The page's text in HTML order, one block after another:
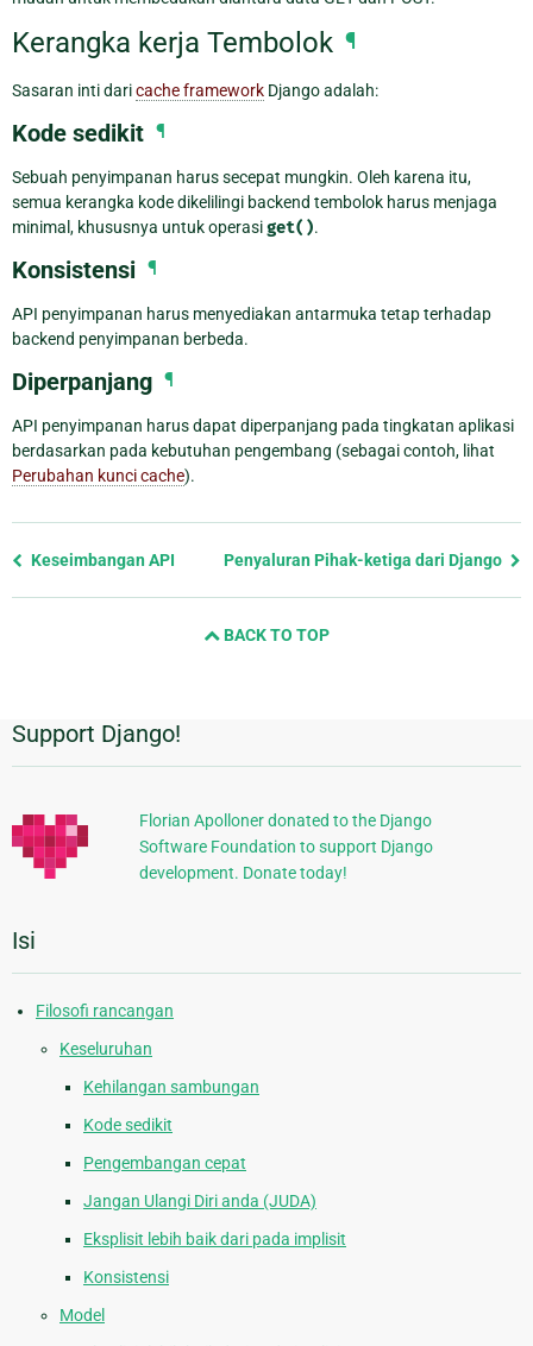
Kerangka kerja Tembolok ¶
Sasaran inti daricache framework Django adalah:
Kode sedikit ¶
Sebuah penyimpanan harus secepat mungkin. Oleh karena itu,
semua kerangka kode dikelilingi backend tembolok harus menjaga
minimal, khususnya untuk operasiget().
Konsistensi ¶
API penyimpanan harus menyediakan antarmuka tetap terhadap
backend penyimpanan berbeda.
Diperpanjang ¶
API penyimpanan harus dapat diperpanjang pada tingkatan aplikasi
berdasarkan pada kebutuhan pengembang (sebagai contoh, lihat
Perubahan kunci cache).
Previous
Keseimbangan API Penyaluran Pihak-ketiga dari Django
BACK TO TOP
Informasi
Tambahan
Support Django!
Florian Apolloner donated to the Django
Software Foundation to support Django
development. Donate today!
Isi
Filosofi rancangan
Keseluruhan
Kehilangan sambungan
Kode sedikit
Pengembangan cepat
Jangan Ulangi Diri anda (JUDA)
Eksplisit lebih baik dari pada implisit
Konsistensi
Model